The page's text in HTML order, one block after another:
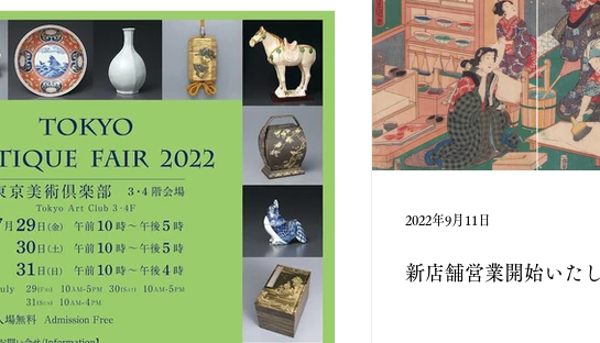
新店舗営業開始いた
2022年9月11日